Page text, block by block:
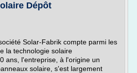
Dépôt
Solar-Fabrik compte parmi les
la technologie solaire
ans, l'entreprise, à l'origine un
solaire, s'est largement